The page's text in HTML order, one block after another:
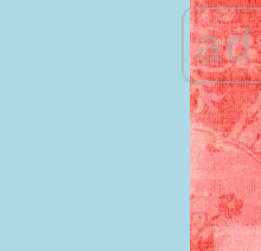
ad